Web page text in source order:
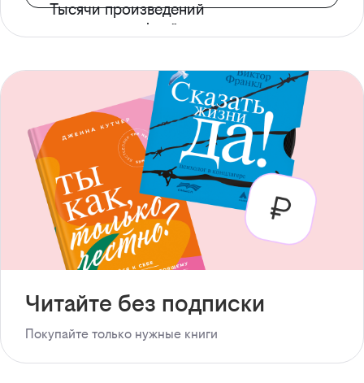
Тысячи произведений
с доступом офлайн
Читайте без подписки
Покупайте только нужные книги